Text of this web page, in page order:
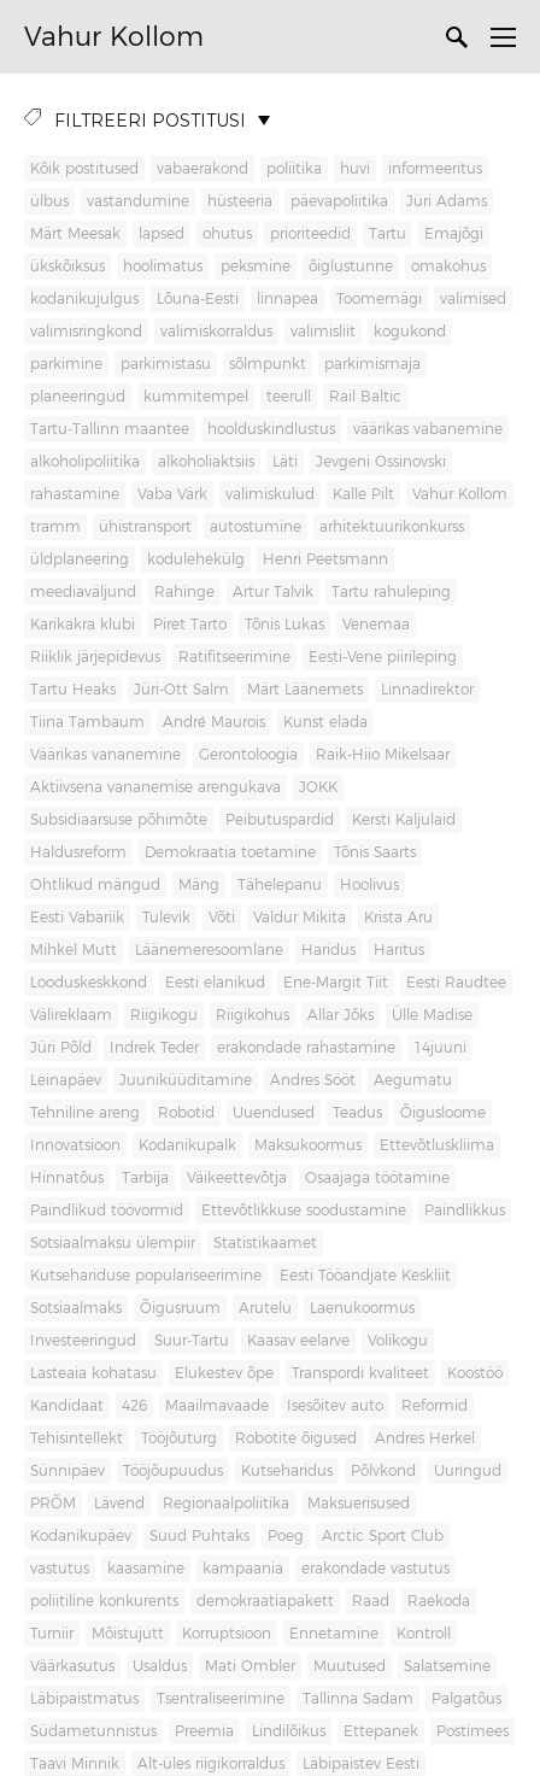
Vahur Kollom
FILTREERI POSTITUSI
Kõik postitused vabaerakond poliitika huvi informeeritus
ülbus vastandumine hüsteeria päevapoliitika Jüri Adams
Märt Meesak lapsed ohutus prioriteedid Tartu Emajõgi
ükskõiksus hoolimatus peksmine õiglustunne omakohus
kodanikujulgus Lõuna-Eesti linnapea Toomemägi valimised
valimisringkond valimiskorraldus valimisliit kogukond
parkimine parkimistasu sõlmpunkt parkimismaja
planeeringud kummitempel teerull Rail Baltic
Tartu-Tallinn maantee hoolduskindlustus väärikas vabanemine
alkoholipoliitika alkoholiaktsiis Läti Jevgeni Ossinovski
rahastamine Vaba Värk valimiskulud Kalle Pilt Vahur Kollom
tramm ühistransport autostumine arhitektuurikonkurss
üldplaneering kodulehekülg Henri Peetsmann
meediaväljund Rahinge Artur Talvik Tartu rahuleping
Karikakra klubi Piret Tarto Tõnis Lukas Venemaa
Riiklik järjepidevus Ratifitseerimine Eesti-Vene piirileping
Tartu Heaks Jüri-Ott Salm Märt Läänemets Linnadirektor
Tiina Tambaum André Maurois Kunst elada
Väärikas vananemine Gerontoloogia Raik-Hiio Mikelsaar
Aktiivsena vananemise arengukava JOKK
Subsidiaarsuse põhimõte Peibutuspardid Kersti Kaljulaid
Haldusreform Demokraatia toetamine Tõnis Saarts
Ohtlikud mängud Mäng Tähelepanu Hoolivus
Eesti Vabariik Tulevik Võti Valdur Mikita Krista Aru
Mihkel Mutt Läänemeresoomlane Haridus Haritus
Looduskeskkond Eesti elanikud Ene-Margit Tiit Eesti Raudtee
Välireklaam Riigikogu Riigikohus Allar Jõks Ülle Madise
Jüri Põld Indrek Teder erakondade rahastamine 14juuni
Leinapäev Juuniküüditamine Andres Sööt Aegumatu
Tehniline areng Robotid Uuendused Teadus Õigusloome
Innovatsioon Kodanikupalk Maksukoormus Ettevõtluskliima
Hinnatõus Tarbija Väikeettevõtja Osaajaga töötamine
Paindlikud töövormid Ettevõtlikkuse soodustamine Paindlikkus
Sotsiaalmaksu ülempiir Statistikaamet
Kutsehariduse populariseerimine Eesti Tööandjate Keskliit
Sotsiaalmaks Õigusruum Arutelu Laenukoormus
Investeeringud Suur-Tartu Kaasav eelarve Volikogu
Lasteaia kohatasu Elukestev õpe Transpordi kvaliteet Koostöö
Kandidaat 426 Maailmavaade Isesõitev auto Reformid
Tehisintellekt Tööjõuturg Robotite õigused Andres Herkel
Sünnipäev Tööjõupuudus Kutseharidus Põlvkond Uuringud
PRÕM Lävend Regionaalpoliitika Maksuerisused
Kodanikupäev Suud Puhtaks Poeg Arctic Sport Club
vastutus kaasamine kampaania erakondade vastutus
poliitiline konkurents demokraatiapakett Raad Raekoda
Turniir Mõistujutt Korruptsioon Ennetamine Kontroll
Väärkasutus Usaldus Mati Ombler Muutused Salatsemine
Läbipaistmatus Tsentraliseerimine Tallinna Sadam Palgatõus
Südametunnistus Preemia Lindilõikus Ettepanek Postimees
Taavi Minnik Alt-üles riigikorraldus Läbipaistev Eesti